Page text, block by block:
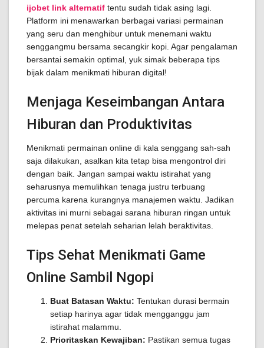
ijobet link alternatif tentu sudah tidak asing lagi.
Platform ini menawarkan berbagai variasi permainan
yang seru dan menghibur untuk menemani waktu
senggangmu bersama secangkir kopi. Agar pengalaman
bersantai semakin optimal, yuk simak beberapa tips
bijak dalam menikmati hiburan digital!
Menjaga Keseimbangan Antara
Hiburan dan Produktivitas
Menikmati permainan online di kala senggang sah-sah
saja dilakukan, asalkan kita tetap bisa mengontrol diri
dengan baik. Jangan sampai waktu istirahat yang
seharusnya memulihkan tenaga justru terbuang
percuma karena kurangnya manajemen waktu. Jadikan
aktivitas ini murni sebagai sarana hiburan ringan untuk
melepas penat setelah seharian lelah beraktivitas.
Tips Sehat Menikmati Game
Online Sambil Ngopi
Buat Batasan Waktu: Tentukan durasi bermain
setiap harinya agar tidak mengganggu jam
istirahat malammu.
Prioritaskan Kewajiban: Pastikan semua tugas